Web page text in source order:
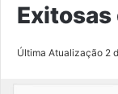
Exitosas
Última Atualização 2